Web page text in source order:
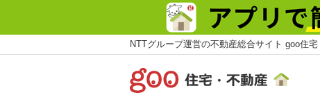
NTTグループ運営の不動産総合サイト goo住宅